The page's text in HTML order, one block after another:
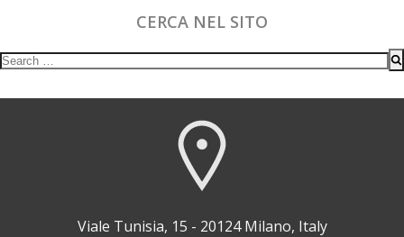
CERCA NEL SITO
Search
Viale Tunisia, 15 - 20124 Milano, Italy